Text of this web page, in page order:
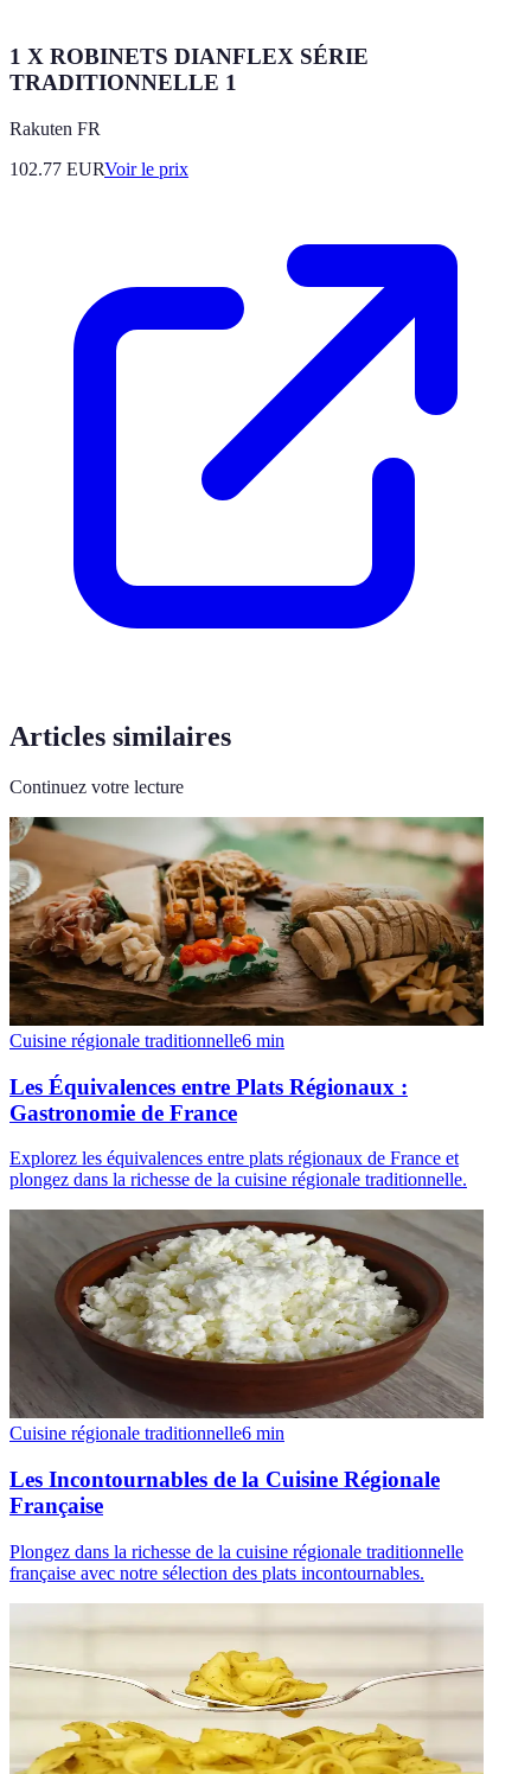
1 X ROBINETS DIANFLEX SÉRIE
TRADITIONNELLE 1
Rakuten FR
102.77 EURVoir le prix
Articles similaires
Continuez votre lecture
Cuisine régionale traditionnelle6 min
Les Équivalences entre Plats Régionaux :
Gastronomie de France
Explorez les équivalences entre plats régionaux de France et
plongez dans la richesse de la cuisine régionale traditionnelle.
Cuisine régionale traditionnelle6 min
Les Incontournables de la Cuisine Régionale
Française
Plongez dans la richesse de la cuisine régionale traditionnelle
française avec notre sélection des plats incontournables.